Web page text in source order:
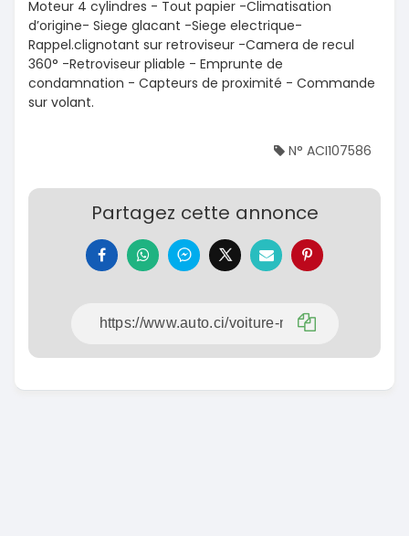
Moteur 4 cylindres - Tout papier -Climatisation
d’origine- Siege glacant -Siege electrique-
Rappel.clignotant sur retroviseur -Camera de recul
360° -Retroviseur pliable - Emprunte de
condamnation - Capteurs de proximité - Commande
sur volant.
N° ACI107586
Partagez cette annonce